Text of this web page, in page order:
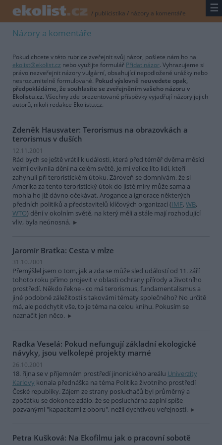
/ publicistika / názory a komentáře ☰
Názory a komentáře
Pokud chcete v této rubrice zveřejnit svůj názor, pošlete nám ho na
ekolist@ekolist.cz nebo využijte formulář Přidat názor. Vyhrazujeme si
právo nezveřejnit názory vulgární, obsahující nepodložené urážky nebo
nesrozumitelně formulované. Pokud výslovně neuvedete opak,
předpokládáme, že souhlasíte se zveřejněním vašeho názoru v
Ekolistu.cz. Všechny zde prezentované příspěvky vyjadřují názory jejich
autorů, nikoli redakce Ekolistu.cz.
Zdeněk Hausvater: Terorismus na obrazovkách a
terorismus v duších
12.11.2001
Rád bych se ještě vrátil k události, která před téměř dvěma měsíci
velmi ovlivnila dění na celém světě. Je mi velice líto lidí, kteří
zahynuli při teroristickém útoku. Zároveň se domnívám, že si
Amerika za tento teroristický útok do jisté míry může sama a
mohla ho již dávno očekávat. Arogance a ignorace některých
předních politiků a představitelů klíčových organizací (IMF, WB,
WTO) dění v okolním světě, na který měli a stále mají rozhodující
vliv, byla neúnosná.
Jaromír Bratka: Cesta v mlze
31.10.2001
Přemýšlel jsem o tom, jak a zda se může sled událostí od 11. září
tohoto roku přímo projevit v oblasti ochrany přírody a životního
prostředí. Někdo řekne - co má terorismus, fundamentalismus a
jiné podobné záležitosti s takovámi tématy společného? No určitě
má, ale podchytit vše, to je téma na celou knihu. Pokusím se
naznačit jen něco.
Radka Veselá: Pokud nefungují základní ekologické
návyky, jsou velkolepé projekty marné
26.10.2001
18. října se v příjemném prostředí jinonického areálu Univerzity
Karlovy konala přednáška na téma Politika životního prostředí
České republiky. Zájem ze strany posluchačů byl průměrný a
zpočátku se dokonce zdálo, že se posluchárna zaplní spíše
pozvanými "kapacitami z oboru", nežli dychtivou veřejností.
Petra Kušková: Na Ekofilmu jak o pracovní sobotě